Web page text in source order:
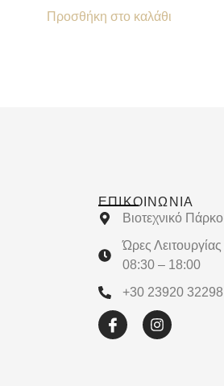
Προσθήκη στο καλάθι
ΕΠΙΚΟΙΝΩΝΊΑ
Βιοτεχνικό
Ώρες
08:30 – 18:00
+30 23920 32298